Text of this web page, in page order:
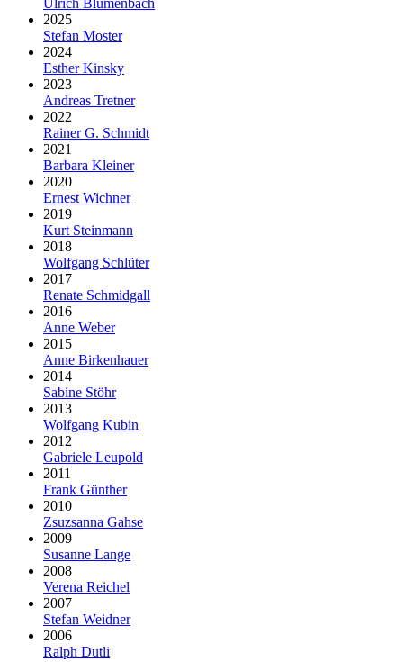
2025
Stefan Moster
2024
Esther Kinsky
2023
Andreas Tretner
2022
Rainer G. Schmidt
2021
Barbara Kleiner
2020
Ernest Wichner
2019
Kurt Steinmann
2018
Wolfgang Schlüter
2017
Renate Schmidgall
2016
Anne Weber
2015
Anne Birkenhauer
2014
Sabine Stöhr
2013
Wolfgang Kubin
2012
Gabriele Leupold
2011
Frank Günther
2010
Zsuzsanna Gahse
2009
Susanne Lange
2008
Verena Reichel
2007
Stefan Weidner
2006
Ralph Dutli